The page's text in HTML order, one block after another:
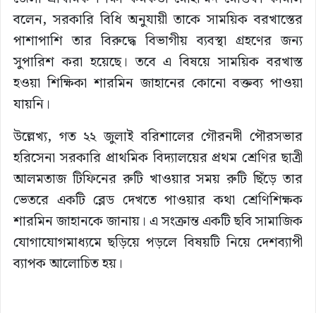
বলেন, সরকারি বিধি অনুযায়ী তাকে সাময়িক বরখাস্তের
পাশাপাশি তার বিরুদ্ধে বিভাগীয় ব্যবস্থা গ্রহণের জন্য
সুপারিশ করা হয়েছে। তবে এ বিষয়ে সাময়িক বরখাস্ত
হওয়া শিক্ষিকা শারমিন জাহানের কোনো বক্তব্য পাওয়া
যায়নি।
উল্লেখ্য, গত ২২ জুলাই বরিশালের গৌরনদী পৌরসভার
হরিসেনা সরকারি প্রাথমিক বিদ্যালয়ের প্রথম শ্রেণির ছাত্রী
আলমতাজ টিফিনের রুটি খাওয়ার সময় রুটি ছিঁড়ে তার
ভেতরে একটি ব্লেড দেখতে পাওয়ার কথা শ্রেণিশিক্ষক
শারমিন জাহানকে জানায়। এ সংক্রান্ত একটি ছবি সামাজিক
যোগাযোগমাধ্যমে ছড়িয়ে পড়লে বিষয়টি নিয়ে দেশব্যাপী
ব্যাপক আলোচিত হয়।